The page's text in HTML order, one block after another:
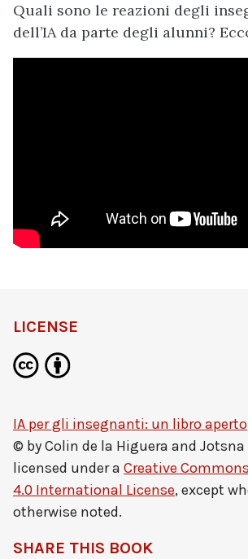
Quali sono le reazioni degli
dell’IA da parte degli alunni?
LICENSE
IA per gli insegnanti: un libro aperto
© byColin de la Higuera and Jotsna
licensed under a Creative
4.0 International License, except
otherwise noted.
SHARE THIS BOOK